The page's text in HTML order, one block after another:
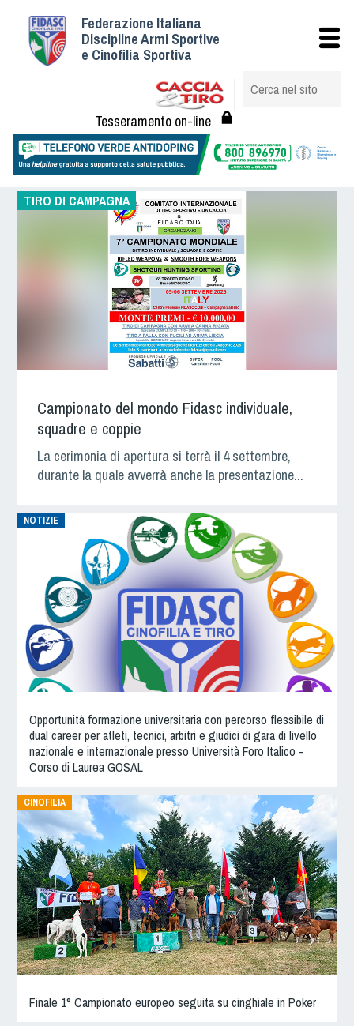
Federazione Italiana
Discipline Armi Sportive
e Cinofilia Sportiva
Tesseramento on-line
TIRO DI CAMPAGNA
Campionato del mondo Fidasc individuale,
squadre e coppie
La cerimonia di apertura si terrà il 4 settembre,
durante la quale avverrà anche la presentazione...
NOTIZIE
Opportunità formazione universitaria con percorso flessibile di
dual career per atleti, tecnici, arbitri e giudici di gara di livello
nazionale e internazionale presso Università Foro Italico -
Corso di Laurea GOSAL
CINOFILIA
Finale 1° Campionato europeo seguita su cinghiale in Poker
Istituzionale
Struttura
Albo Veterinari federali
Assemblee
Tesseramento e Affiliazioni
Statuto e Regolamenti
Circolari
Federazione Trasparente
Assicurazione
Convenzioni
Società
Tesserati
Albo Fornitori
Scuole Federali
Direttori di Gara
Formazione
Organi di Giustizia - Dispositivi
Modelli e moduli
Albo Atleti Cinofili
Guida Locandine Ufficiali
Tiro di Campagna
English e Training Sporting
Tiro a Palla
Tiro con l'arco da caccia
Field Target
Paintball
Softair
Cinofilia Sportiva
Agility
DiscDog